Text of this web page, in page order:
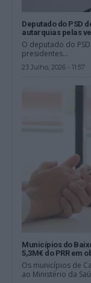
Deputado do PSD
autarquias pelas
O deputado do
presidentes...
23 Julho, 2026 - 11:57
Municípios do
5,3M€ do PRR em
Os municípios de
ao Ministério da